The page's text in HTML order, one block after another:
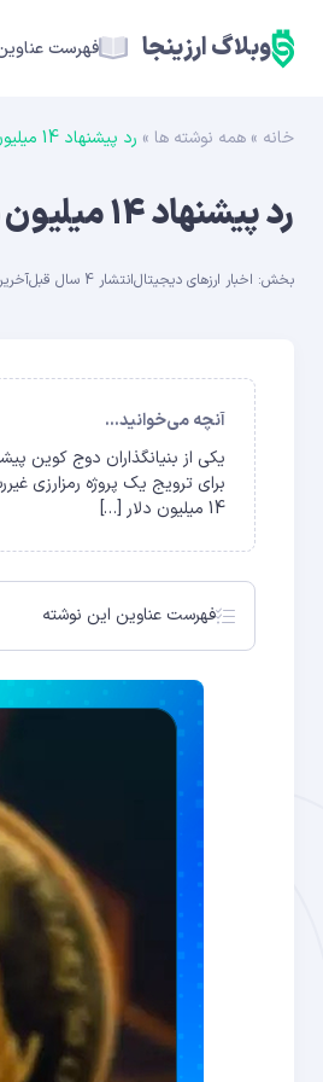
وبلاگ ارزینجا فهرست
خانه » همه نوشته ها » رد پیشنهاد 14 میلیون دلاری برای تبلیغ پروژه دوج
رد پیشنهاد 14 میلیون دلاری برای تبلیغ پروژه دوج
بخش: اخبار ارزهای دیجیتالانتشار 4 سال قبل آخرین
آنچه می‌خوانید...
14 میلیون دلار […]
فهرست عناوین این نوشته
پروژه Dogechain